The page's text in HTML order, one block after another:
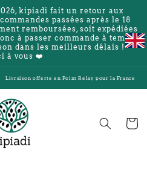
kipiadi fait un retour aux
passées après le 18
remboursées, soit expédiées
à passer commande à temps
dans les meilleurs délais !
à vous ❤️
offerte en Point Relay pour la France et la
Panier